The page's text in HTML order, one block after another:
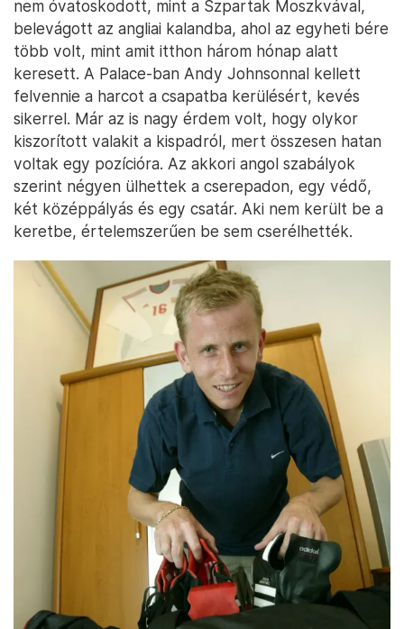
nem óvatoskodott, mint a Szpartak Moszkvával,
belevágott az angliai kalandba, ahol az egyheti bére
több volt, mint amit itthon három hónap alatt
keresett. A Palace-ban Andy Johnsonnal kellett
felvennie a harcot a csapatba kerülésért, kevés
sikerrel. Már az is nagy érdem volt, hogy olykor
kiszorított valakit a kispadról, mert összesen hatan
voltak egy pozícióra. Az akkori angol szabályok
szerint négyen ülhettek a cserepadon, egy védő,
két középpályás és egy csatár. Aki nem került be a
keretbe, értelemszerűen be sem cserélhették.